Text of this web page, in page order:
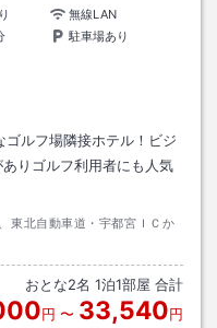
無線LAN
駐車場あり
ルフ場隣接ホテル！ビジ
りゴルフ利用者にも人気
東北自動車道・宇都宮ＩＣか
おとな2名 1泊1部屋 合計
円 〜 33,540円